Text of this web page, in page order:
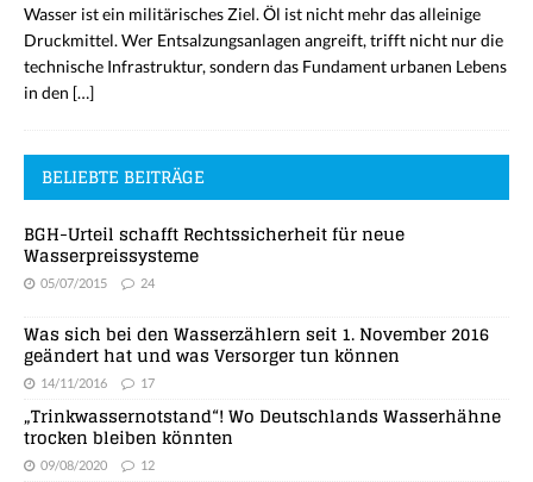
Wasser ist ein militärisches Ziel. Öl ist nicht mehr das alleinige
Druckmittel. Wer Entsalzungsanlagen angreift, trifft nicht nur die
technische Infrastruktur, sondern das Fundament urbanen Lebens
in den […]
BELIEBTE BEITRÄGE
BGH-Urteil schafft Rechtssicherheit für neue
Wasserpreissysteme
05/07/2015 24
Was sich bei den Wasserzählern seit 1. November 2016
geändert hat und was Versorger tun können
14/11/2016 17
„Trinkwassernotstand“! Wo Deutschlands Wasserhähne
trocken bleiben könnten
09/08/2020 12